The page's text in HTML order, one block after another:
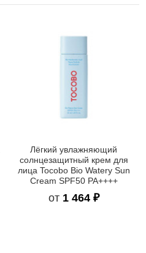
Лёгкий увлажняющий
солнцезащитный крем для
лица Tocobo Bio Watery Sun
Cream SPF50 PA++++
от 1 464 ₽